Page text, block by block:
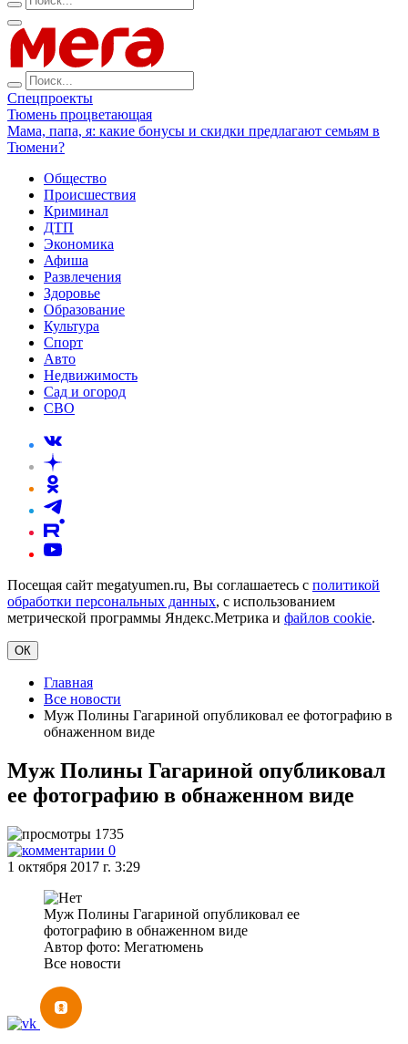
Спецпроекты
Тюмень процветающая
Мама, папа, я: какие бонусы и скидки предлагают семьям в
Тюмени?
Общество
Происшествия
Криминал
ДТП
Экономика
Афиша
Развлечения
Здоровье
Образование
Культура
Спорт
Авто
Недвижимость
Сад и огород
СВО
Посещая сайт megatyumen.ru, Вы соглашаетесь с политикой
обработки персональных данных, с использованием
метрической программы Яндекс.Метрика и файлов cookie.
ОК
Главная
Все новости
Муж Полины Гагариной опубликовал ее фотографию в
обнаженном виде
Муж Полины Гагариной опубликовал
ее фотографию в обнаженном виде
1735
0
1 октября 2017 г. 3:29
Муж Полины Гагариной опубликовал ее
фотографию в обнаженном виде
Автор фото: Мегатюмень
Все новости